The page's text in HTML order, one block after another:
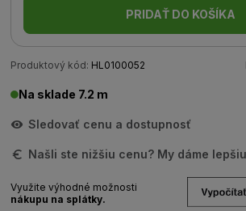
PRIDAŤ DO KOŠÍKA
Produktový kód: HL0100052
Na sklade 7.2 m
Sledovať cenu a dostupnosť
Našli ste nižšiu cenu? My dáme lepšiu
Využite výhodné možnosti
nákupu na splátky.